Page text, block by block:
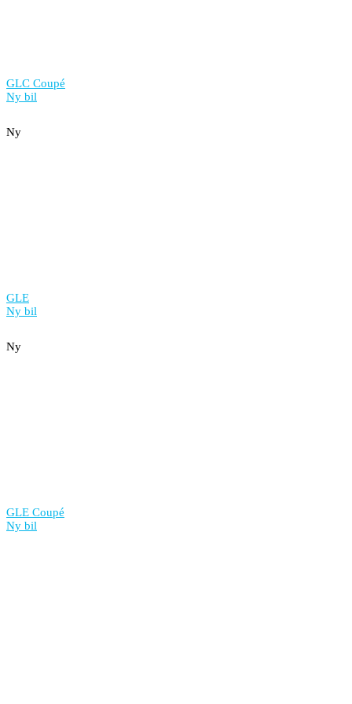
GLC Coupé
Ny bil
Ny
GLE
Ny bil
Ny
GLE Coupé
Ny bil